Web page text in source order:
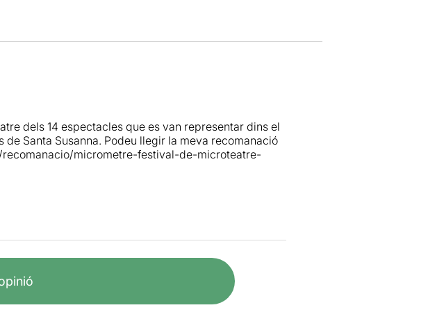
dels 14 espectacles que es van representar dins el
de Santa Susanna. Podeu llegir la meva recomanació
micrometre-festival-de-microteatre-
vam decidir saltar-nos el Festival de Tàrrega, cita a la
nos a Santa Susanna per tal de gaudir d’un cap
molt diverses: circ, acrobàcia, ciència ficció,
repartits en tres dies. Nosaltres hi vàrem anar